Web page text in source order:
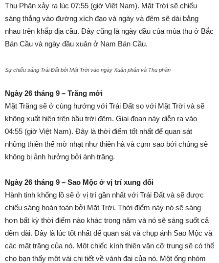
Thu Phân xảy ra lúc 07:55 (giờ Việt Nam). Mặt Trời sẽ chiếu
sáng thẳng vào đường xích đạo và ngày và đêm sẽ dài bằng
nhau trên khắp địa cầu. Đây cũng là ngày đầu của mùa thu ở Bắc
Bán Cầu và ngày đầu xuân ở Nam Bán Cầu.
Sự chiếu sáng Trái Đất bởi Mặt Trời vào ngày Xuân phân và Thu phân
Ngày 26 tháng 9 – Trăng mới
Mặt Trăng sẽ ở cùng hướng với Trái Đất so với Mặt Trời và sẽ
không xuất hiện trên bầu trời đêm. Giai đoạn này diễn ra vào
04:55 (giờ Việt Nam). Đây là thời điểm tốt nhất để quan sát
những thiên thể mờ nhạt như thiên hà và cụm sao bởi chúng sẽ
không bị ảnh hưởng bởi ánh trăng.
Ngày 26 tháng 9 – Sao Mộc ở vị trí xung đối
Hành tinh khổng lồ sẽ ở vị trí gần nhất với Trái Đất và sẽ được
chiếu sáng hoàn toàn bởi Mặt Trời. Thời điểm này nó sẽ sáng
hơn bất kỳ thời điểm nào khác trong năm và nó sẽ sáng suốt cả
đêm dài. Đây là lúc tốt nhất để quan sát và chụp ảnh Sao Mộc và
các mặt trăng của nó. Một chiếc kính thiên văn cỡ trung sẽ có thể
cho bạn thấy môt vài chi tiết về vành đai của nó. Một ống nhòm